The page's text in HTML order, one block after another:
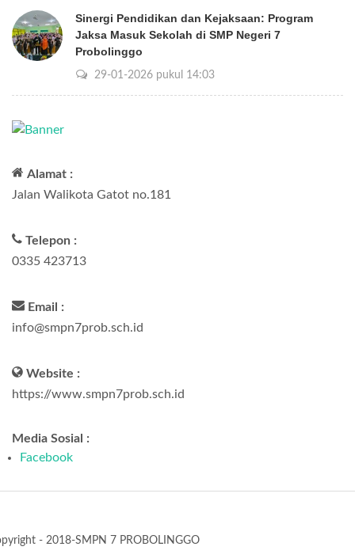
Sinergi Pendidikan dan Kejaksaan: Program
Jaksa Masuk Sekolah di SMP Negeri 7
Probolinggo
29-01-2026 pukul 14:03
Alamat :
Jalan Walikota Gatot no.181
Telepon :
0335 423713
Email :
info@smpn7prob.sch.id
Website :
https://www.smpn7prob.sch.id
Media Sosial :
Facebook
- 2018-SMPN 7 PROBOLINGGO